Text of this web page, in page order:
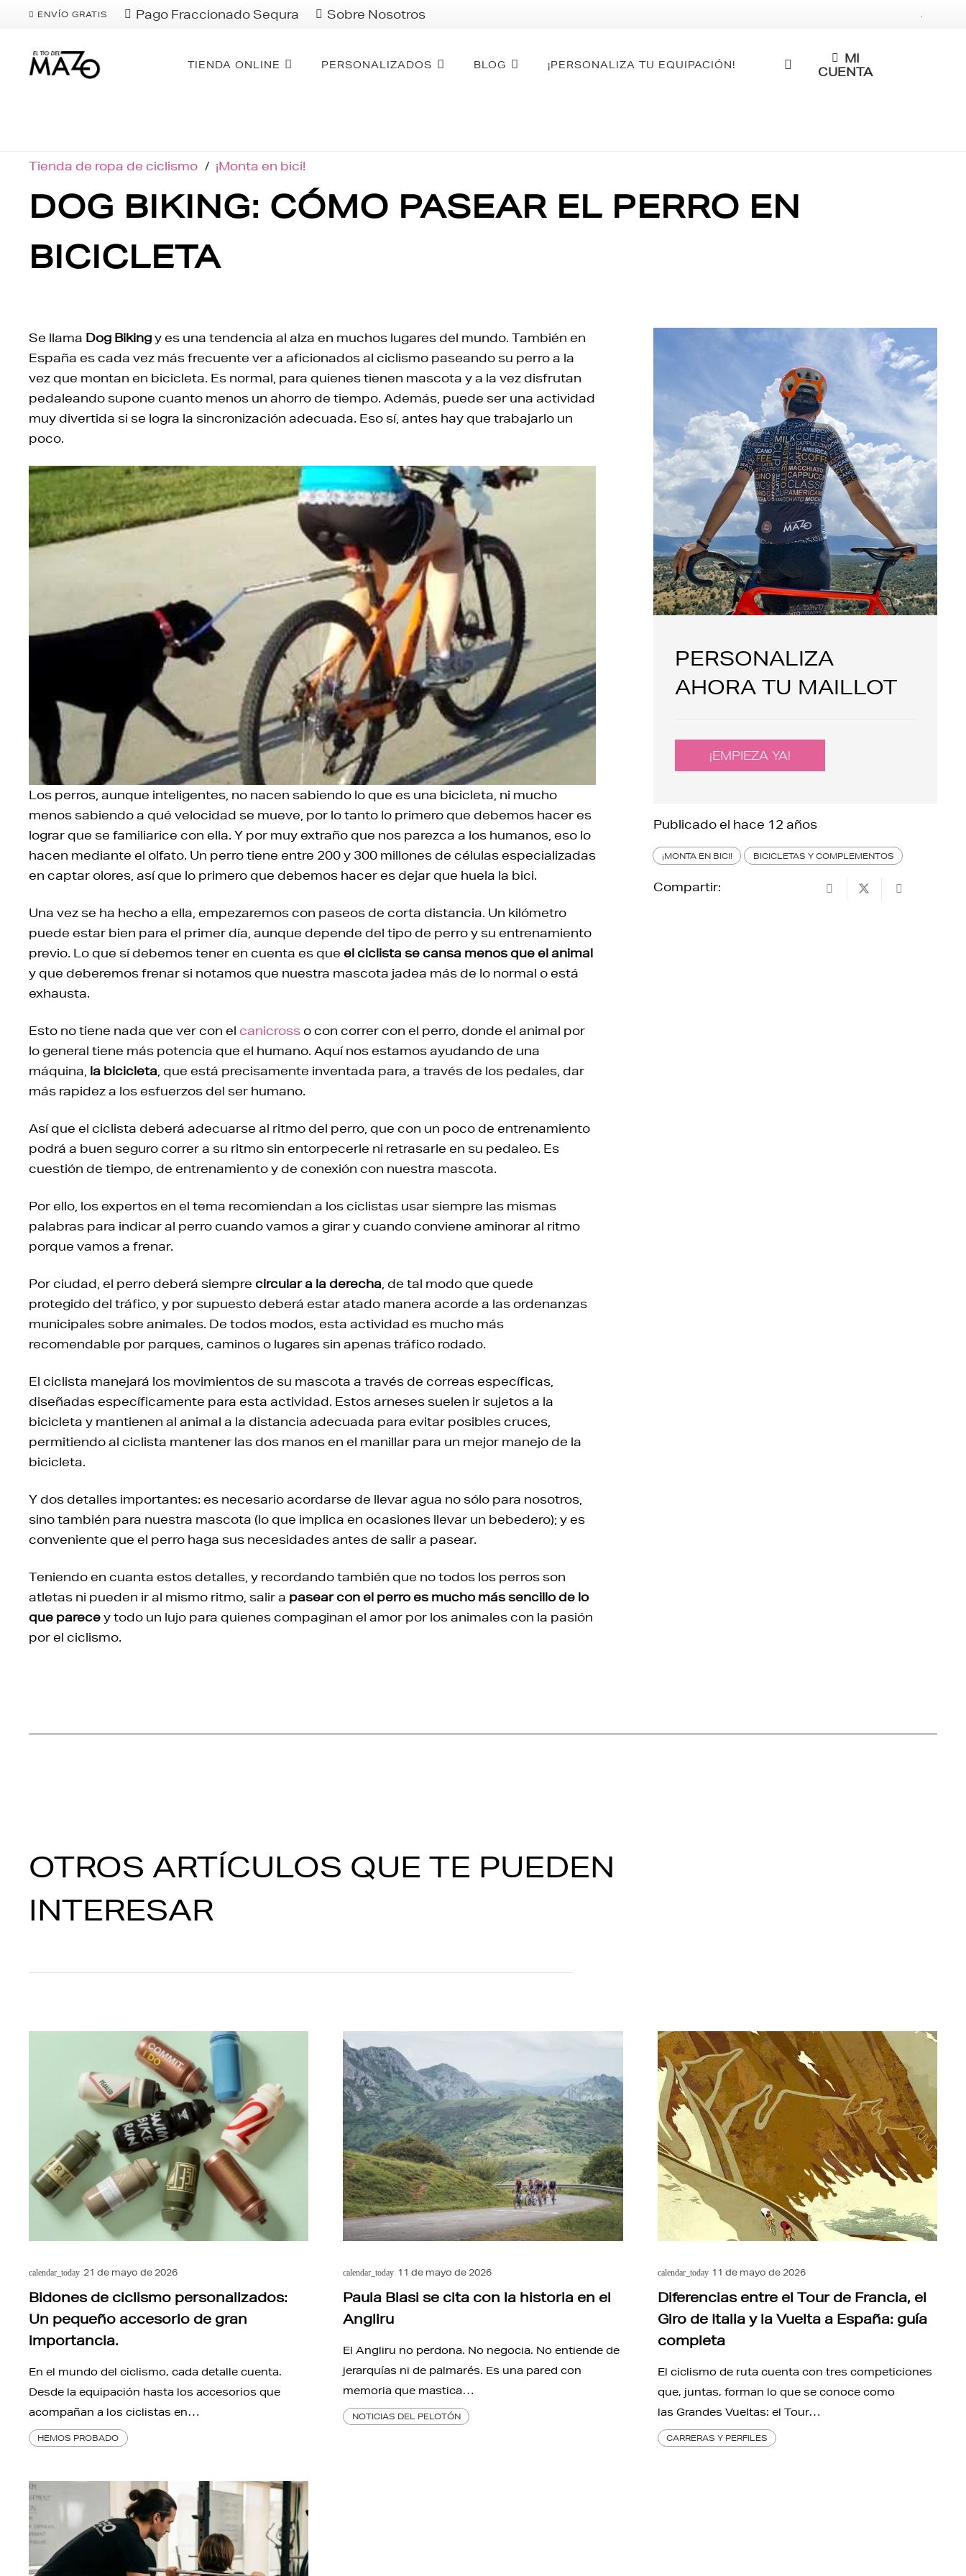
ENVÍO GRATIS Pago Fraccionado Sequra Sobre Nosotros .
TIENDA ONLINE PERSONALIZADOS BLOG ¡PERSONALIZA TU EQUIPACIÓN!
MI
CUENTA
Tienda de ropa de ciclismo / ¡Monta en bici!
DOG BIKING: CÓMO PASEAR EL PERRO EN
BICICLETA
Se llama Dog Bikingy es una tendencia al alza en muchos lugares del mundo. También en
España es cada vez más frecuente ver a aficionados al ciclismo paseando su perro a la
vez que montan en bicicleta. Es normal, para quienes tienen mascota y a la vez disfrutan
pedaleando supone cuanto menos un ahorro de tiempo. Además, puede ser una actividad
muy divertida si se logra la sincronización adecuada. Eso sí, antes hay que trabajarlo un
poco.
Los perros, aunque inteligentes, no nacen sabiendo lo que es una bicicleta, ni mucho
menos sabiendo a qué velocidad se mueve, por lo tanto lo primero que debemos hacer es
lograr que se familiarice con ella. Y por muy extraño que nos parezca a los humanos, eso lo
hacen mediante el olfato. Un perro tiene entre 200 y 300 millones de células especializadas
en captar olores, así que lo primero que debemos hacer es dejar que huela la bici.
Una vez se ha hecho a ella, empezaremos con paseos de corta distancia. Un kilómetro
puede estar bien para el primer día, aunque depende del tipo de perro y su entrenamiento
previo. Lo que sí debemos tener en cuenta es que el ciclista se cansa menos que el animal
y que deberemos frenar si notamos que nuestra mascota jadea más de lo normal o está
exhausta.
Esto no tiene nada que ver con el canicrosso con correr con el perro, donde el animal por
lo general tiene más potencia que el humano. Aquí nos estamos ayudando de una
máquina, la bicicleta , que está precisamente inventada para, a través de los pedales, dar
más rapidez a los esfuerzos del ser humano.
Así que el ciclista deberá adecuarse al ritmo del perro, que con un poco de entrenamiento
podrá a buen seguro correr a su ritmo sin entorpecerle ni retrasarle en su pedaleo. Es
cuestión de tiempo, de entrenamiento y de conexión con nuestra mascota.
Por ello, los expertos en el tema recomiendan a los ciclistas usar siempre las mismas
palabras para indicar al perro cuando vamos a girar y cuando conviene aminorar al ritmo
porque vamos a frenar.
Por ciudad, el perro deberá siempre circular a la derecha , de tal modo que quede
protegido del tráfico, y por supuesto deberá estar atado manera acorde a las ordenanzas
municipales sobre animales. De todos modos, esta actividad es mucho más
recomendable por parques, caminos o lugares sin apenas tráfico rodado.
El ciclista manejará los movimientos de su mascota a través de correas específicas,
diseñadas específicamente para esta actividad. Estos arneses suelen ir sujetos a la
bicicleta y mantienen al animal a la distancia adecuada para evitar posibles cruces,
permitiendo al ciclista mantener las dos manos en el manillar para un mejor manejo de la
bicicleta.
Y dos detalles importantes: es necesario acordarse de llevar agua no sólo para nosotros,
sino también para nuestra mascota (lo que implica en ocasiones llevar un bebedero); y es
conveniente que el perro haga sus necesidades antes de salir a pasear.
Teniendo en cuanta estos detalles, y recordando también que no todos los perros son
atletas ni pueden ir al mismo ritmo, salir a pasear con el perro es mucho más sencillo de lo
que parecey todo un lujo para quienes compaginan el amor por los animales con la pasión
por el ciclismo.
PERSONALIZA
AHORA TU MAILLOT
¡EMPIEZA YA!
Publicado el hace 12 años
¡MONTA EN BICI! BICICLETAS Y COMPLEMENTOS
Compartir:
OTROS ARTÍCULOS QUE TE PUEDEN
INTERESAR
calendar_today 21 de mayo de 2026
Bidones de ciclismo personalizados:
Un pequeño accesorio de gran
importancia.
En el mundo del ciclismo, cada detalle cuenta.
Desde la equipación hasta los accesorios que
acompañan a los ciclistas en…
HEMOS PROBADO
calendar_today 11 de mayo de 2026
Paula Blasi se cita con la historia en el
Angliru
El Angliru no perdona. No negocia. No entiende de
jerarquías ni de palmarés. Es una pared con
memoria que mastica…
NOTICIAS DEL PELOTÓN
calendar_today 11 de mayo de 2026
Diferencias entre el Tour de Francia, el
Giro de Italia y la Vuelta a España: guía
completa
El ciclismo de ruta cuenta con tres competiciones
que, juntas, forman lo que se conoce como
las Grandes Vueltas: el Tour…
CARRERAS Y PERFILES